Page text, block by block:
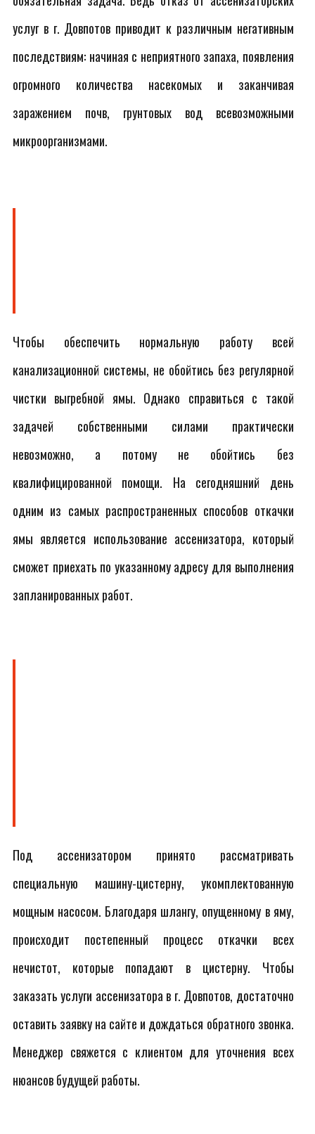
услуг в г. Довпотов приводит к различным негативным
последствиям: начиная с неприятного запаха, появления
огромного количества насекомых и заканчивая
заражением почв, грунтовых вод всевозможными
микроорганизмами.
Чтобы обеспечить нормальную работу всей
канализационной системы, не обойтись без регулярной
чистки выгребной ямы. Однако справиться с такой
задачей собственными силами практически
невозможно, а потому не обойтись без
квалифицированной помощи. На сегодняшний день
одним из самых распространенных способов откачки
ямы является использование ассенизатора, который
сможет приехать по указанному адресу для выполнения
запланированных работ.
Под ассенизатором принято рассматривать
специальную машину-цистерну, укомплектованную
мощным насосом. Благодаря шлангу, опущенному в яму,
происходит постепенный процесс откачки всех
нечистот, которые попадают в цистерну. Чтобы
заказать услуги ассенизатора в г. Довпотов, достаточно
оставить заявку на сайте и дождаться обратного звонка.
Менеджер свяжется с клиентом для уточнения всех
нюансов будущей работы.